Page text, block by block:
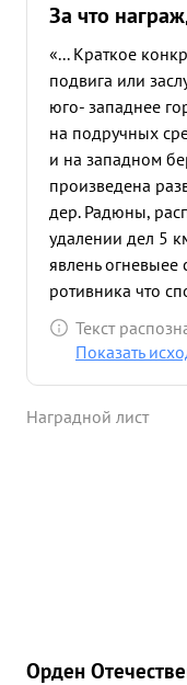
За что
«... Краткое
подвига или
юго- западнее
на подручных
и на западном
произведена
дер. Радюны,
удалении дел 5
явлень огневыее
ротивника что
Форсированию
боях по
обеспечивая
причем
Текст
Показать
Наградной лист
Орден